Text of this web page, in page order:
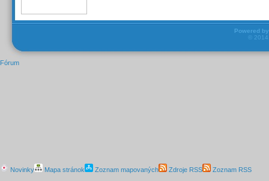
Powered by
©
Fórum
Novinky Mapa stránok Zoznam mapovaných Zdroje RSS Zoznam RSS